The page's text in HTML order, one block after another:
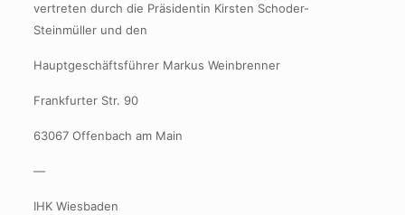
vertreten durch die Präsidentin Kirsten Schoder-
Steinmüller und den
Hauptgeschäftsführer Markus Weinbrenner
Frankfurter Str. 90
63067 Offenbach am Main
—
IHK Wiesbaden